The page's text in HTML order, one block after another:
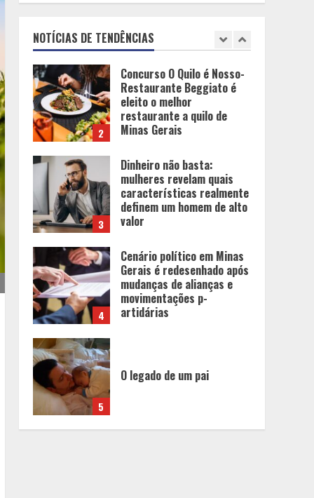
NOTÍCIAS DE TENDÊNCIAS
2
Minas Gerais
3
Dinheiro não basta:
mulheres revelam quais
características realmente
definem um homem de alto
valor
4
Cenário político em Minas
Gerais é redesenhado após
mudanças de alianças e
movimentações p-
artidárias
5
O legado de um pai
1
influenciar investimentos e